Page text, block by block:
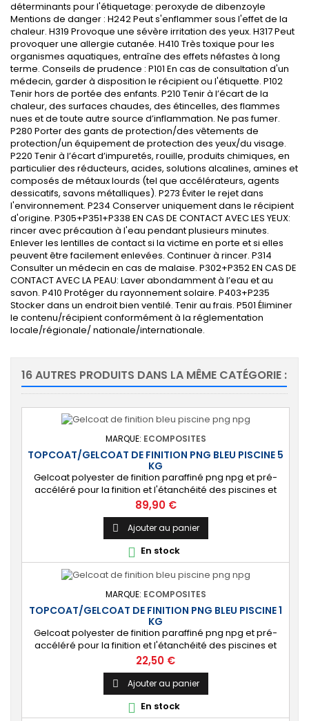
déterminants pour l'étiquetage: peroxyde de dibenzoyle
Mentions de danger : H242 Peut s'enflammer sous l'effet de la
chaleur. H319 Provoque une sévère irritation des yeux. H317 Peut
provoquer une allergie cutanée. H410 Très toxique pour les
organismes aquatiques, entraîne des effets néfastes à long
terme. Conseils de prudence : P101 En cas de consultation d'un
médecin, garder à disposition le récipient ou l'étiquette. P102
Tenir hors de portée des enfants. P210 Tenir à l’écart de la
chaleur, des surfaces chaudes, des étincelles, des flammes
nues et de toute autre source d’inflammation. Ne pas fumer.
P280 Porter des gants de protection/des vêtements de
protection/un équipement de protection des yeux/du visage.
P220 Tenir à l’écart d’impuretés, rouille, produits chimiques, en
particulier des réducteurs, acides, solutions alcalines, amines et
composés de métaux lourds (tel que accélérateurs, agents
dessicatifs, savons métalliques). P273 Éviter le rejet dans
l'environnement. P234 Conserver uniquement dans le récipient
d'origine. P305+P351+P338 EN CAS DE CONTACT AVEC LES YEUX:
rincer avec précaution à l'eau pendant plusieurs minutes.
Enlever les lentilles de contact si la victime en porte et si elles
peuvent être facilement enlevées. Continuer à rincer. P314
Consulter un médecin en cas de malaise. P302+P352 EN CAS DE
CONTACT AVEC LA PEAU: Laver abondamment à l’eau et au
savon. P410 Protéger du rayonnement solaire. P403+P235
Stocker dans un endroit bien ventilé. Tenir au frais. P501 Éliminer
le contenu/récipient conformément à la réglementation
locale/régionale/ nationale/internationale.
16 AUTRES PRODUITS DANS LA MÊME CATÉGORIE :
MARQUE: ECOMPOSITES
TOPCOAT/GELCOAT DE FINITION PNG BLEU PISCINE 5
KG
Gelcoat polyester de finition paraffiné png npg et pré-
accéléré pour la finition et l'étanchéité des piscines et
bassins. [Finition] : Fournit une couche extérieure lisse
brillante qualité immersion. [Étanche] : Étanchéifie votre
stratification résine et fibre de verre. Livré avec son
catalyseur PMEC 10 cl
Prix
89,90 €
 Ajouter au panier
 En stock
MARQUE: ECOMPOSITES
TOPCOAT/GELCOAT DE FINITION PNG BLEU PISCINE 1
KG
Gelcoat polyester de finition paraffiné png npg et pré-
accéléré pour la finition et l'étanchéité des piscines et
bassins. [Finition] : Fournit une couche extérieure lisse
brillante qualité immersion. [Étanche] : Étanchéifie votre
stratification résine et fibre de verre. Livré avec son
catalyseur PMEC 2 cl
Prix
22,50 €
 Ajouter au panier
 En stock